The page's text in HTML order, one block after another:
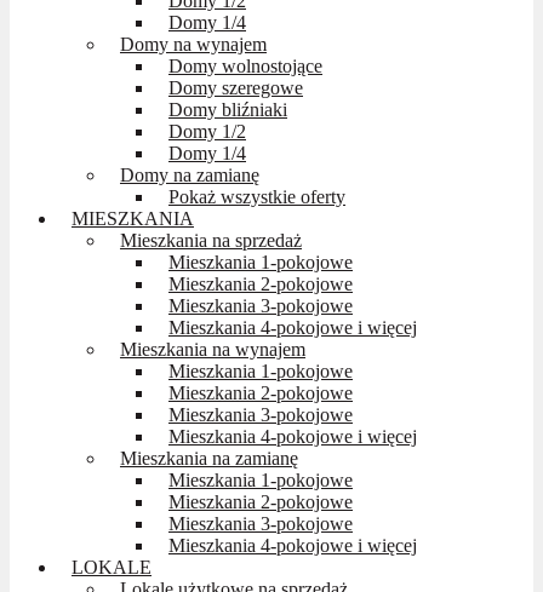
Domy 1/4
Domy na wynajem
Domy wolnostojące
Domy szeregowe
Domy bliźniaki
Domy 1/2
Domy 1/4
Domy na zamianę
Pokaż wszystkie oferty
MIESZKANIA
Mieszkania na sprzedaż
Mieszkania 1-pokojowe
Mieszkania 2-pokojowe
Mieszkania 3-pokojowe
Mieszkania 4-pokojowe i więcej
Mieszkania na wynajem
Mieszkania 1-pokojowe
Mieszkania 2-pokojowe
Mieszkania 3-pokojowe
Mieszkania 4-pokojowe i więcej
Mieszkania na zamianę
Mieszkania 1-pokojowe
Mieszkania 2-pokojowe
Mieszkania 3-pokojowe
Mieszkania 4-pokojowe i więcej
LOKALE